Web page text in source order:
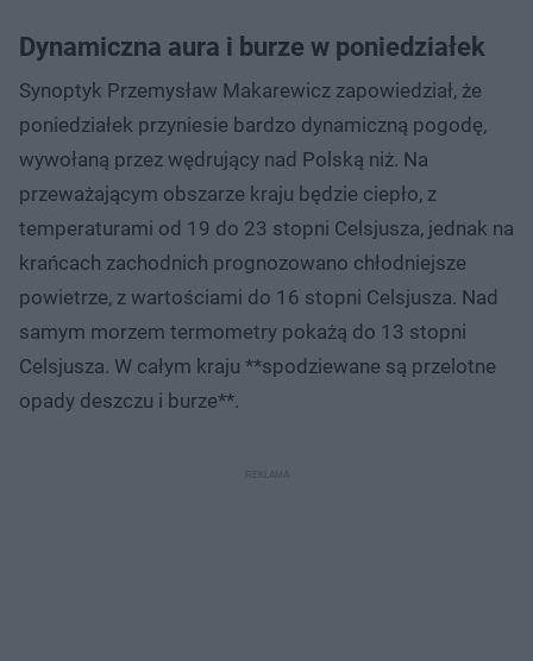
Dynamiczna aura i burze w poniedziałek
Synoptyk Przemysław Makarewicz zapowiedział, że
poniedziałek przyniesie bardzo dynamiczną pogodę,
wywołaną przez wędrujący nad Polską niż. Na
przeważającym obszarze kraju będzie ciepło, z
temperaturami od 19 do 23 stopni Celsjusza, jednak na
krańcach zachodnich prognozowano chłodniejsze
powietrze, z wartościami do 16 stopni Celsjusza. Nad
samym morzem termometry pokażą do 13 stopni
Celsjusza. W całym kraju **spodziewane są przelotne
opady deszczu i burze**.